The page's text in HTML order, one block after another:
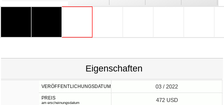
Eigenschaften
VERÖFFENTLICHUNGSDATUM 03 / 2022
PREIS
am erscheinungsdatum 472 USD